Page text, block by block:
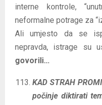
interne kontrole,
neformalne potrage za
Ali umjesto da se
nepravda, istrage su
govorili…
KAD STRAH
počinje diktirati